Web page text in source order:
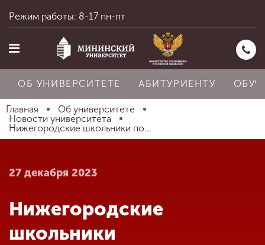
Главная
Абитуриенту
Режим работы: 8-17 пн-пт
ОБ УНИВЕРСИТЕТЕ АБИТУРИЕНТУ
Главная
Об университете
Новости университета
Нижегородские школьники по...
27 декабря 2023
Нижегородские
школьники